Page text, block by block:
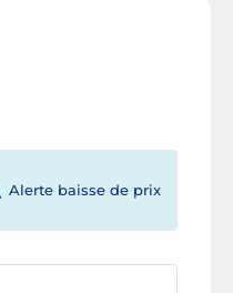
Alerte baisse de prix